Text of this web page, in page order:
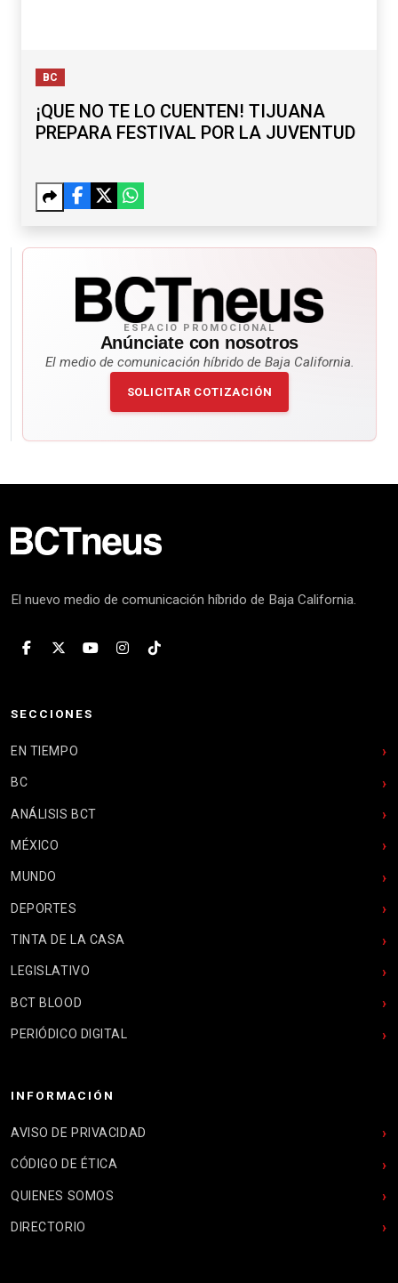
BC
¡QUE NO TE LO CUENTEN! TIJUANA
PREPARA FESTIVAL POR LA JUVENTUD
ESPACIO PROMOCIONAL
Anúnciate con nosotros
El medio de comunicación híbrido de Baja California.
SOLICITAR COTIZACIÓN
El nuevo medio de comunicación híbrido de Baja California.
SECCIONES
EN TIEMPO
BC
ANÁLISIS BCT
MÉXICO
MUNDO
DEPORTES
TINTA DE LA CASA
LEGISLATIVO
BCT BLOOD
PERIÓDICO DIGITAL
INFORMACIÓN
AVISO DE PRIVACIDAD
CÓDIGO DE ÉTICA
QUIENES SOMOS
DIRECTORIO